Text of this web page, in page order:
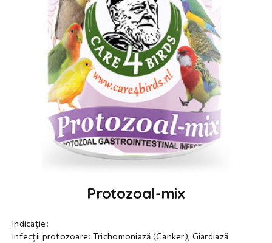
Protozoal-mix
Indicație:
Infecții protozoare: Trichomoniază (Canker), Giardiază